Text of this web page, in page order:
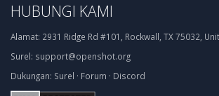
HUBUNGI KAMI
Alamat: 2931 Ridge Rd #101, Rockwall, TX 75032,
Surel: support@openshot.org
Dukungan: Surel · Forum · Discord